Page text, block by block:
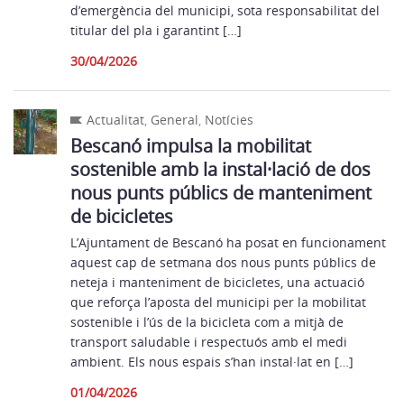
d’emergència del municipi, sota responsabilitat del
titular del pla i garantint […]
30/04/2026
Actualitat, General, Notícies
Bescanó impulsa la mobilitat
sostenible amb la instal·lació de dos
nous punts públics de manteniment
de bicicletes
L’Ajuntament de Bescanó ha posat en funcionament
aquest cap de setmana dos nous punts públics de
neteja i manteniment de bicicletes, una actuació
que reforça l’aposta del municipi per la mobilitat
sostenible i l’ús de la bicicleta com a mitjà de
transport saludable i respectuós amb el medi
ambient. Els nous espais s’han instal·lat en […]
01/04/2026